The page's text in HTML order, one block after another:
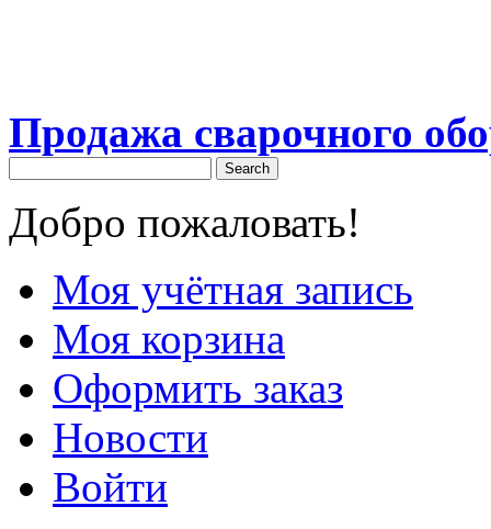
Продажа сварочного
Search
Добро пожаловать!
Моя учётная запись
Моя корзина
Оформить заказ
Новости
Войти